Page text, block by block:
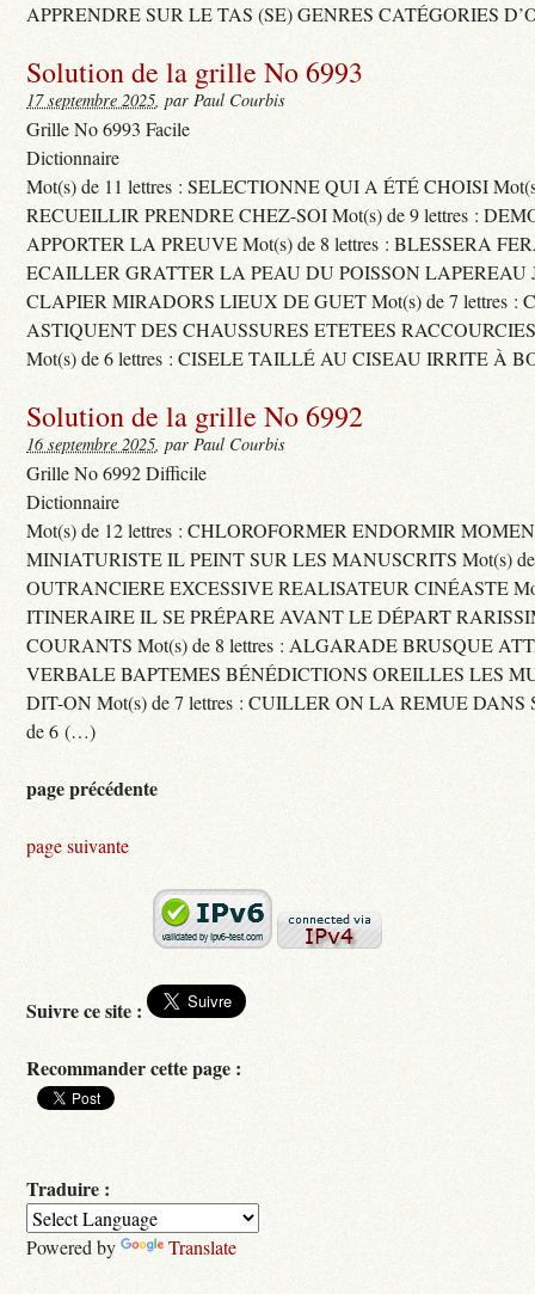
APPRENDRE SUR LE TAS (SE) GENRES CATÉGORIES
Solution de la grille No 6993
17 septembre 2025, par Paul Courbis
Grille No 6993 Facile
Dictionnaire
Mot(s) de 11 lettres : SELECTIONNE QUI A ÉTÉ CHOISI
RECUEILLIR PRENDRE CHEZ-SOI Mot(s) de 9 lettres :
APPORTER LA PREUVE Mot(s) de 8 lettres : BLESSERA
ECAILLER GRATTER LA PEAU DU POISSON LAPEREAU
CLAPIER MIRADORS LIEUX DE GUET Mot(s) de 7 lettres :
ASTIQUENT DES CHAUSSURES ETETEES
Mot(s) de 6 lettres : CISELE TAILLÉ AU CISEAU IRRITE À
Solution de la grille No 6992
16 septembre 2025, par Paul Courbis
Grille No 6992 Difficile
Dictionnaire
Mot(s) de 12 lettres : CHLOROFORMER ENDORMIR
MINIATURISTE IL PEINT SUR LES MANUSCRITS Mot(s) de
OUTRANCIERE EXCESSIVE REALISATEUR CINÉASTE
ITINERAIRE IL SE PRÉPARE AVANT LE DÉPART
COURANTS Mot(s) de 8 lettres : ALGARADE BRUSQUE
VERBALE BAPTEMES BÉNÉDICTIONS OREILLES LES
DIT-ON Mot(s) de 7 lettres : CUILLER ON LA REMUE DANS
de 6 (…)
page précédente
page suivante
Suivre ce site :
Recommander cette page :
Traduire :
Powered by Translate